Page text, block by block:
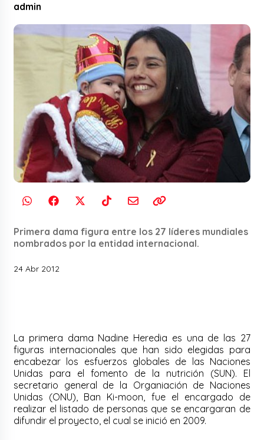
admin
Primera dama figura entre los 27 líderes mundiales
nombrados por la entidad internacional.
24 Abr 2012
La primera dama Nadine Heredia es una de las 27
figuras internacionales que han sido elegidas para
encabezar los esfuerzos globales de las Naciones
Unidas para el fomento de la nutrición (SUN). El
secretario general de la Organiación de Naciones
Unidas (ONU), Ban Ki-moon, fue el encargado de
realizar el listado de personas que se encargaran de
difundir el proyecto, el cual se inició en 2009.